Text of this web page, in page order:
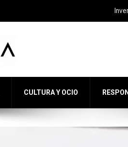
CULTURA Y OCIO